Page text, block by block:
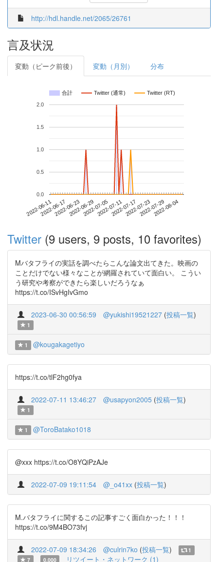
http://hdl.handle.net/2065/26761
言及状況
変動（ピーク前後） 変動（月別） 分布
合計 Twitter (通常) Twitter (RT)
2022-06-112022-06-172022-06-232022-06-292022-07-052022-07-112022-07-172022-07-232022-07-292022-08-04
0.0
0.5
1.0
1.5
2.0
Twitter (9 users, 9 posts, 10 favorites)
Mバタフライの実話を調べたらこんな論文出てきた。映画の
ことだけでない様々なことが網羅されていて面白い。 こうい
う研究や考察ができたら楽しいだろうなぁ
https://t.co/ISvHgIvGmo
2023-06-30 00:56:59 @yukishi19521227 (投稿一覧)
1
1 @kougakagetiyo
https://t.co/tlF2hg0fya
2022-07-11 13:46:27 @usapyon2005 (投稿一覧)
1
1 @ToroBatako1018
@xxx https://t.co/O8YQiPzAJe
2022-07-09 19:11:54 @_o41xx (投稿一覧)
M.バタフライに関するこの記事すごく面白かった！！！
https://t.co/9M4BO73fvj
2022-07-09 18:34:26 @culrin7ko (投稿一覧)
1
7
0.000 リツイート・ネットワーク (1)